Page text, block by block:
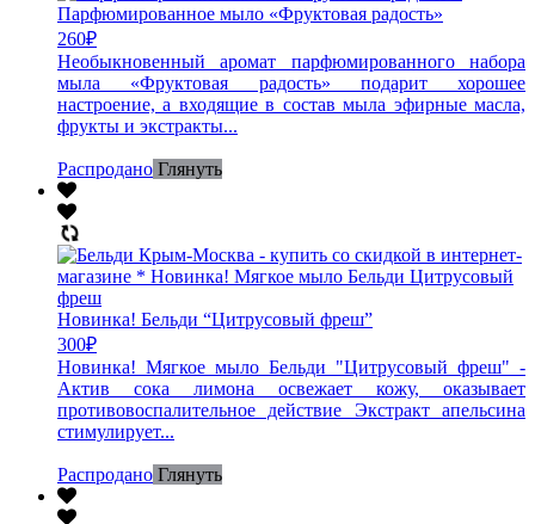
Парфюмированное мыло «Фруктовая радость»
260₽
Необыкновенный аромат парфюмированного набора
мыла «Фруктовая радость» подарит хорошее
настроение, а входящие в состав мыла эфирные масла,
фрукты и экстракты...
Распродано Глянуть
Новинка! Бельди “Цитрусовый фреш”
300₽
Новинка! Мягкое мыло Бельди "Цитрусовый фреш" -
Актив сока лимона освежает кожу, оказывает
противовоспалительное действие Экстракт апельсина
стимулирует...
Распродано Глянуть